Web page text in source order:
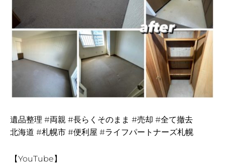
遺品整理 #両親 #長らくそのまま #売却 #全て撤去
北海道 #札幌市 #便利屋 #ライフパートナーズ札幌
【YouTube】